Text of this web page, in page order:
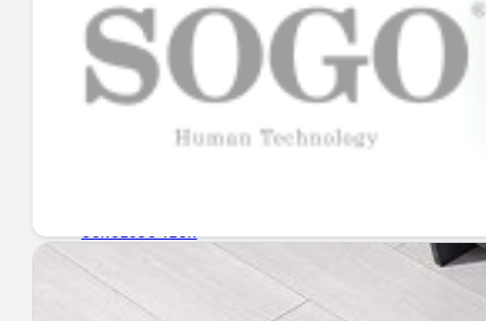
INICIO
EMPRESAS
GUÍA DE COMPRA
MERCADOS Y TENDENCIAS